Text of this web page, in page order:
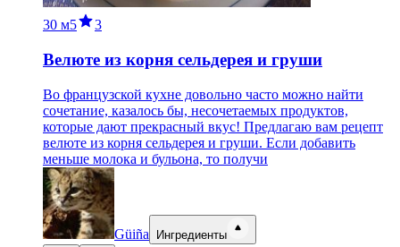
30 м5 3
Велюте из корня сельдерея и груши
Во французской кухне довольно часто можно найти
сочетание, казалось бы, несочетаемых продуктов,
которые дают прекрасный вкус! Предлагаю вам рецепт
велюте из корня сельдерея и груши. Если добавить
меньше молока и бульона, то получи
Güiña Ингредиенты